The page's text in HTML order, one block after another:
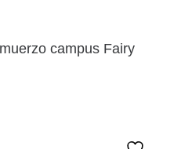
campus Fairy